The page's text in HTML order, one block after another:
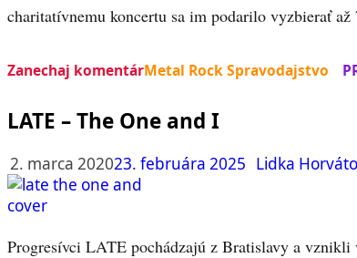
charitatívnemu koncertu sa im podarilo vyzbierať až
Zanechaj komentárMetal Rock Spravodajstvo
LATE – The One and I
2. marca 202023. februára 2025 Lidka
Progresívci LATE pochádzajú z Bratislavy a